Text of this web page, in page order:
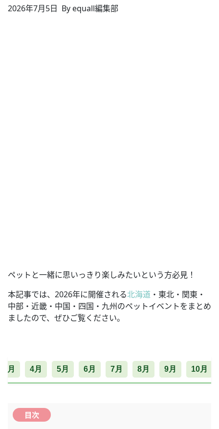
2026年7月5日 By equall編集部
ペットと一緒に思いっきり楽しみたいという方必見！
本記事では、2026年に開催される北海道 ・東北・関東・
中部・近畿・中国・四国・九州のペットイベントをまとめ
ましたので、ぜひご覧ください。
3月 4月 5月 6月 7月 8月 9月 10月
目次